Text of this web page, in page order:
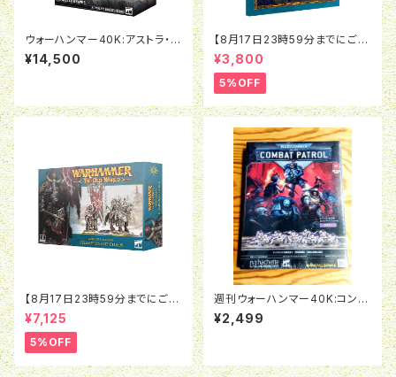
ウォーハンマー40K:アストラ・ミ
リタルム：政治将校グレイヴス
¥14,500
【8月17日23時59分までにご予
約で5％OFF】オールドワール
ド：アーケイン・ジャーナル：マー
チ・オヴ・ケイオス
¥3,800
5%OFF
【8月17日23時59分までにご予
約で5％OFF】オールドワール
ド：ウォリアー・オヴ・ケイオス：チ
ャンピオン・オヴ・ケイオス
¥7,125
5%OFF
週刊ウォーハンマー40K:コンバ
ットパトロール07号
¥2,499